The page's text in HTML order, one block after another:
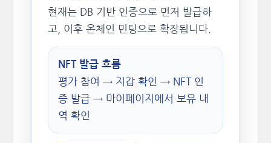
현재는 DB 기반 인증으로 먼저 발급하
고, 이후 온체인 민팅으로 확장됩니다.
NFT 발급 흐름
평가 참여 → 지갑 확인 → NFT 인
증 발급 → 마이페이지에서 보유 내
역 확인